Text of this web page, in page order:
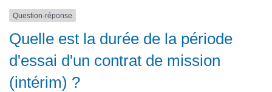
Question-réponse
Quelle est la durée de la période
d'essai d'un contrat de mission
(intérim) ?